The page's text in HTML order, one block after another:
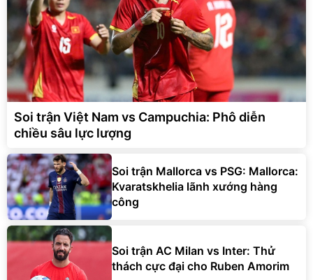
Soi trận Việt Nam vs Campuchia: Phô diễn
chiều sâu lực lượng
Soi trận Mallorca vs PSG: Mallorca:
Kvaratskhelia lãnh xướng hàng
công
Soi trận AC Milan vs Inter: Thử
thách cực đại cho Ruben Amorim